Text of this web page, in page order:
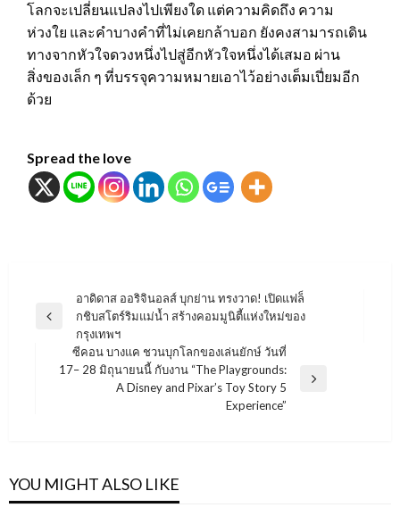
โลกจะเปลี่ยนแปลงไปเพียงใด แต่ความคิดถึง ความ
ห่วงใย และคำบางคำที่ไม่เคยกล้าบอก ยังคงสามารถเดิน
ทางจากหัวใจดวงหนึ่งไปสู่อีกหัวใจหนึ่งได้เสมอ ผ่าน
สิ่งของเล็ก ๆ ที่บรรจุความหมายเอาไว้อย่างเต็มเปี่ยมอีก
ด้วย
Spread the love
แนะแนว
เรื่อง
Previous
อาดิดาส ออริจินอลส์ บุกย่าน ทรงวาด! เปิดแฟล็
กชิบสโตร์ริมแม่น้ำ สร้างคอมมูนิตี้แห่งใหม่ของ
กรุงเทพฯ
ซีคอน บางแค ชวนบุกโลกของเล่นยักษ์ วันที่
17– 28 มิถุนายนนี้ กับงาน “The Playgrounds:
A Disney and Pixar’s Toy Story 5
Experience”
YOU MIGHT ALSO LIKE